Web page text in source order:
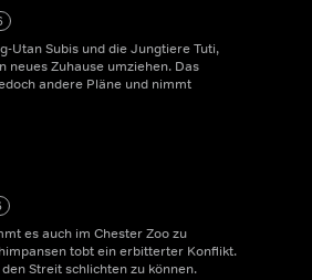
Utan Subis und die Jungtiere Tuti,
neues Zuhause umziehen. Das
andere Pläne und nimmt
es auch im Chester Zoo zu
tobt ein erbitterter Konflikt.
Streit schlichten zu können.